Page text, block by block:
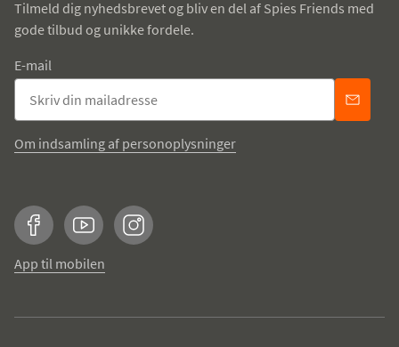
Tilmeld dig nyhedsbrevet og bliv en del af Spies Friends med
gode tilbud og unikke fordele.
E-mail
Om indsamling af personoplysninger
FacebookYouTubeInstagram
App til mobilen